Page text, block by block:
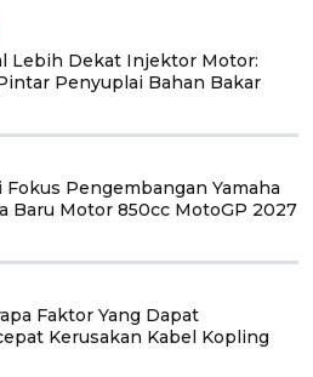
Lebih Dekat Injektor Motor:
Penyuplai Bahan Bakar
Fokus Pengembangan Yamaha
Baru Motor 850cc MotoGP 2027
Faktor Yang Dapat
Kerusakan Kabel Kopling